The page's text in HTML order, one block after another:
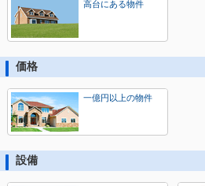
高台にある物件
価格
一億円以上の物件
設備